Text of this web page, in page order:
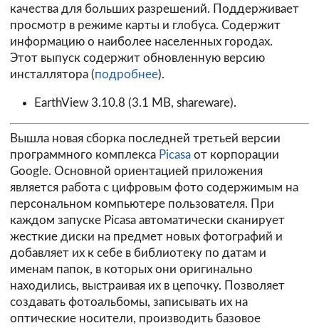
качества для больших разрешений. Поддерживает
просмотр в режиме карты и глобуса. Содержит
информацию о наиболее населенных городах.
Этот выпуск содержит обновленную версию
инсталлятора (подробнее).
EarthView 3.10.8 (3.1 MB, shareware).
Вышла новая сборка последней третьей версии
программного комплекса Picasa от корпорации
Google. Основной ориентацией приложения
является работа с цифровым фото содержимым на
персональном компьютере пользователя. При
каждом запуске Picasa автоматически сканирует
жесткие диски на предмет новых фотографий и
добавляет их к себе в библиотеку по датам и
именам папок, в которых они оригинально
находились, выстраивая их в цепочку. Позволяет
создавать фотоальбомы, записывать их на
оптические носители, производить базовое